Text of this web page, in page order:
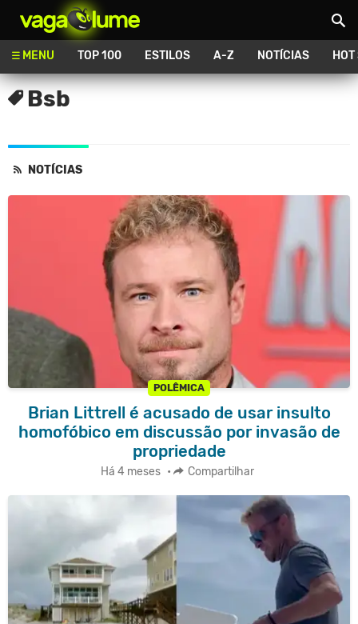
MENU TOP 100 ESTILOS A-Z NOTÍCIAS
Bsb
NOTÍCIAS
POLÊMICA
Brian Littrell é acusado de usar insulto
homofóbico em discussão por invasão de
propriedade
Há 4 meses • Compartilhar